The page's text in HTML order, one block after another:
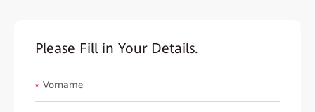
hotel conference rooms, and retail stores, and is highly favored
Each partner is an essential part of HUAWEI eKit. We wish to
invite you to explore the market potential together and gain
Please Fill in Your Details.
* Vorname